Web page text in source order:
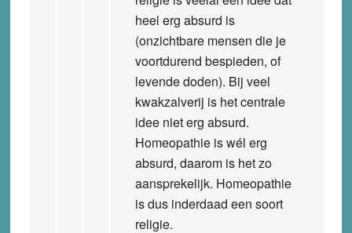
heel erg absurd is
(onzichtbare mensen die je
voortdurend bespieden, of
levende doden). Bij veel
kwakzalverij is het centrale
idee niet erg absurd.
Homeopathie is wél erg
absurd, daarom is het zo
aansprekelijk. Homeopathie
is dus inderdaad een soort
religie.